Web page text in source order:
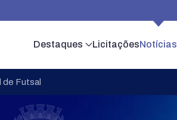
Destaques LicitaçõesNotícias
de Futsal